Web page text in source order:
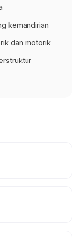
kemandirian
dan motorik